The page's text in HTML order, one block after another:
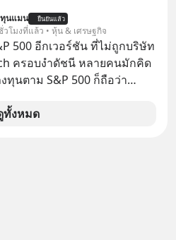
#FinancialLiteracy
พยายามทำ “Asian Squat”
นั่งยองแบบคนเอเชีย แต่สุดท้าย
รทรงตัว ล้มหงายหลัง หรือไม่ก็
นเท้าขึ้น เพราะไม่สามารถนั่ง
านั้นได้
ทุนแมน ยืนยันแล้ว
วโมงที่แล้ว • หุ้น & เศรษฐกิจ
500 อีกเวอร์ชัน ที่ไม่ถูกบริษัท
ครอบงำดัชนี หลายคนมักคิด
ทุนตาม S&P 500 ก็ถือว่า
กถึง 500 บริษัท
ทั้งหมด